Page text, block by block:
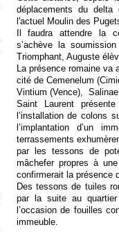
déplacements du
l'actuel Moulin des
Il faudra attendre la
s’achève la
Triomphant, Auguste
La présence romaine va
cité de Cemenelum
Vintium (Vence),
Saint Laurent
l’installation de colons
l’implantation d’un
terrassements
par les tessons de
mâchefer propres à
confirmerait la présence
Des tessons de tuiles
par la suite au
l’occasion de fouilles
immeuble.